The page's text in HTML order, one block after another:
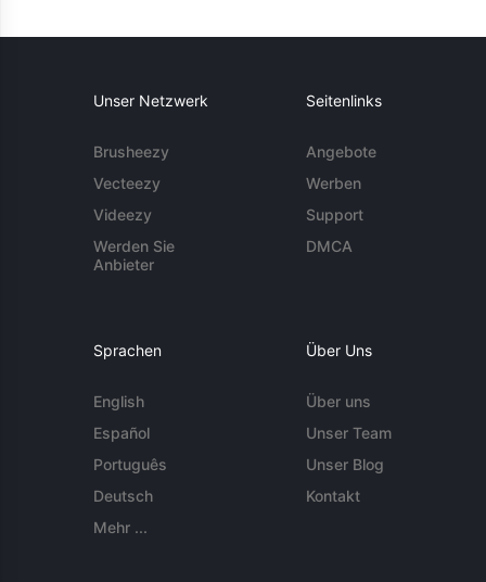
Unser Netzwerk
Brusheezy
Vecteezy
Videezy
Werden Sie
Anbieter
Seitenlinks
Angebote
Werben
Support
DMCA
Sprachen
English
Español
Português
Deutsch
Mehr ...
Über Uns
Über uns
Unser Team
Unser Blog
Kontakt